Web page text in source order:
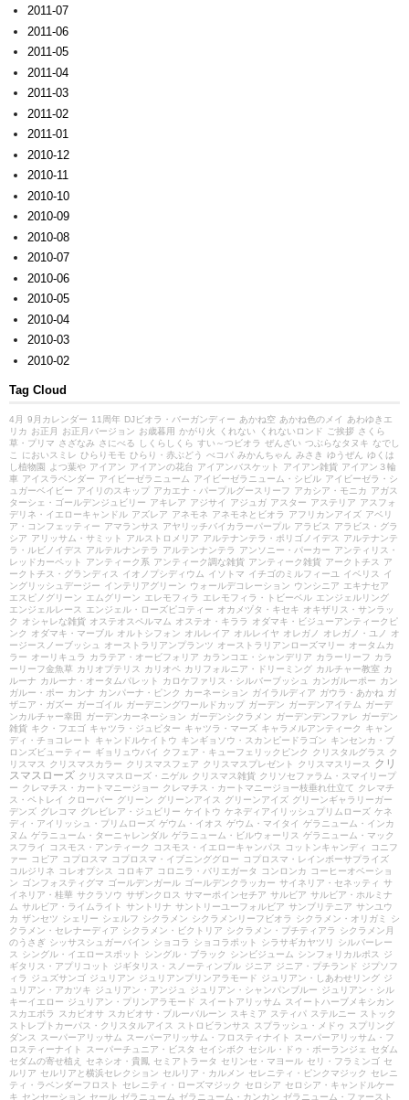
2011-07
2011-06
2011-05
2011-04
2011-03
2011-02
2011-01
2010-12
2010-11
2010-10
2010-09
2010-08
2010-07
2010-06
2010-05
2010-04
2010-03
2010-02
Tag Cloud
4月 9月カレンダー 11周年 DJビオラ・バーガンディー あかね空 あかね色のメイ
あわゆきエ
リカ お正月 お正月バージョン お歳暮用 かがり火 くれない くれないロンド ご挨拶 さくら
草・プリマ さざなみ さにべる しくらしくら すい～つビオラ ぜんざい つぶらなタヌキ なでし
こ
においスミレ ひらりモモ ひらり・赤ぶどう べコパ みかんちゃん みさき ゆうぜん
ゆくは
し植物園
よつ葉や アイアン アイアンの花台 アイアンバスケット アイアン雑貨 アイアン３輪
車 アイスラベンダー アイビーゼラニューム アイビーゼラニューム・シビル アイビーゼラ・シ
ュガーベイビー アイリのスキップ アカエナ・パープルグースリーフ アカシア・モニカ アガス
ターシェ・ゴールデンジュビリー アキレア アジサイ アジュガ アスター アステリア アスフォ
デリネ・イエローキャンドル アズレア アネモネ アネモネとビオラ アフリカンアイズ アベリ
ア・コンフェッティー アマランサス アヤリッチバイカラーパープル アラビス
アラビス・グラ
シア アリッサム・サミット アルストロメリア アルテナンテラ・ポリゴノイデス
アルテナンテ
ラ・ルビノイデス
アルテルナンテラ アルテンナンテラ アンソニー・パーカー アンティリス・
レッドカーペット
アンティーク系 アンティーク調な雑貨 アンティーク雑貨 アークトチス
ア
ークトチス・グランディス
イオノプシディウム イソトマ イチゴのミルフィーユ イベリス
イ
ングリッシュデージー インテリアグリーン ウォールデコレーション ウンシニア エキナセア
エスピノグリーン エムグリーン エレモフィラ エレモフィラ・トビーベル エンジェルリング
エンジェルレース
エンジェル・ローズピコティー オカメヅタ・キセキ オキザリス・サンラッ
ク
オシャレな雑貨 オステオスペルマム オステオ・キララ
オダマキ・ビジューアンティークピ
ンク
オダマキ・マーブル オルトシフォン オルレイア オルレイヤ オレガノ オレガノ・ユノ
オ
ージースノーブッシュ
オーストラリアンプランツ オーストラリアンローズマリー オータムカ
ラー オーリキュラ カラテア・オービフォリア カランコエ・シャンデリア カラーリーフ カラ
ーリーフ金魚草 カリオプテリス カリオペ カリフォルニア・ドリーミング カルチャー教室 カ
ルーナ カルーナ・オータムパレット カロケファリス・シルバーブッシュ カンガルーポー カン
ガルー・ポー カンナ カンパーナ・ピンク カーネーション ガイラルディア ガウラ・あかね ガ
ザニア・ガズー ガーゴイル ガーデニングワールドカップ ガーデン ガーデンアイテム ガーデ
ンカルチャー幸田
ガーデンカーネーション ガーデンシクラメン ガーデンデンファレ ガーデン
雑貨 キク・フエゴ キャツラ・ジュピター キャツラ・マーズ キャラメルアンティーク
キャン
ディ・チョコレート
キャンドルケイトウ キンギョソウ・スカンピードラゴン キンセンカ・ブ
ロンズビューティー ギョリュウバイ クフェア・キューフェリックピンク クリスタルグラス
ク
リスマス
クリスマスカラー クリスマスフェア クリスマスプレゼント クリスマスリース
クリ
スマスローズ クリスマスローズ・ニゲル クリスマス雑貨 クリソセファラム・スマイリープ
ー クレマチス・カートマニージョー クレマチス・カートマニージョー枝垂れ仕立て クレマチ
ス・ペトレイ
クローバー グリーン グリーンアイス グリーンアイズ グリーンギャラリーガー
デンズ グレコマ グレビレア・ジュビリー ケイトウ ケネディアイリッシュプリムローズ ケネ
ディ・アイリッシュ・プリムローズ ゲウム・イオス ゲウム・マイタイ ゲラニューム・インカ
ヌム ゲラニューム・ターニャレンダル ゲラニューム・ビルウォーリス ゲラニューム・マック
スフライ
コスモス・アンティーク コスモス・イエローキャンパス コットンキャンディ
コニフ
ァー
コピア コプロスマ コプロスマ・イブニンググロー
コプロスマ・レインボーサプライズ
コルジリネ
コレオプシス コロキア コロニラ・バリエガータ コンロンカ
コーヒーオベーショ
ン ゴンフォスティグマ ゴールデンガール ゴールデンクラッカー サイネリア・セネッティ サ
イネリア・桂華 サクラソウ サザンクロス サマーポインセチア サルビア サルビア・ホルミナ
ム サルビア・ライムライト サントリナ サントリーユーフォルビア サンブリテニア サンユウ
カ ザンセツ シェリー シェルフ シクラメン シクラメンリーフビオラ シクラメン・オリガミ
シ
クラメン・セレナーディア シクラメン・ビクトリア シクラメン・プチティアラ
シクラメン月
のうさぎ シッサスシュガーバイン ショコラ ショコラポット シラサギカヤツリ
シルバーレー
ス
シングル・イエロースポット シングル・ブラック シンビジューム シンフォリカルポス
ジ
ギタリス・アプリコット
ジギタリス・スノーティンプル ジニア ジニア・プチランド ジプソフ
ィラ
ジュズサンゴ ジュリアン ジュリアンプリンアラモード ジュリアン・しあわせリング ジ
ュリアン・アカツキ ジュリアン・アンジュ ジュリアン・シャンパンブルー ジュリアン・シル
キーイエロー ジュリアン・プリンアラモード スイートアリッサム
スイートハーブメキシカン
スカエボラ
スカビオサ スカビオサ・ブルーバルーン スキミア スティパ ステルニー
ストック
ストレプトカーパス・クリスタルアイス
ストロビランサス スプラッシュ・メドゥ
スプリング
ダンス
スーパーアリッサム スーパーアリッサム・フロスティナイト
スーパーアリッサム・フ
ロスティーナイト
スーパーチュニア・ビスタ セイシボク セシル・ドゥ・ボーランジェ
セダム
セダムの寄せ植え
セネシオ・貴鳳 セミアトラータ セリンセ・マヨール セリ・フラミンゴ セ
ルリア セルリアと横浜セレクション セルリア・カルメン セレニティ・ピンクマジック
セレニ
ティ・ラベンダーフロスト
セレニティ・ローズマジック セロシア セロシア・キャンドルケー
キ センセーション セール ゼラニューム ゼラニューム・カンカン ゼラニューム・ファースト